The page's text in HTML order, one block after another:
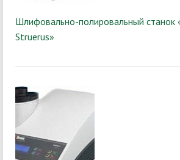
Шлифовально-полировальный станок
Struerus»